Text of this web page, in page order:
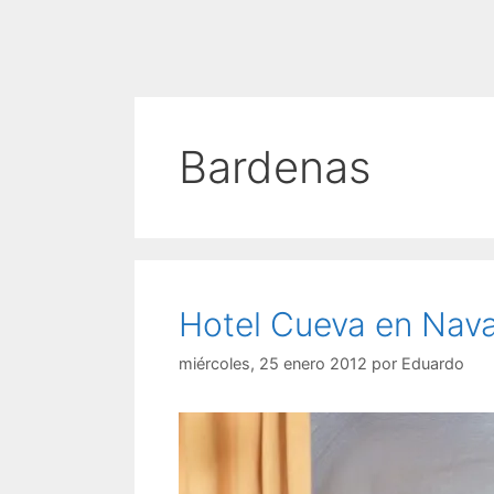
Bardenas
Hotel Cueva en
miércoles, 25 enero 2012 por Eduardo